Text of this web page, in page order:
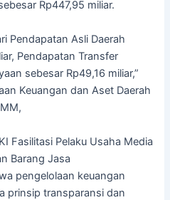
Rp447,95 miliar.
Pendapatan Asli Daerah
Pendapatan Transfer
sebesar Rp49,16 miliar,”
Keuangan dan Aset Daerah
Fasilitasi Pelaku Usaha Media
Barang Jasa
pengelolaan keuangan
prinsip transparansi dan